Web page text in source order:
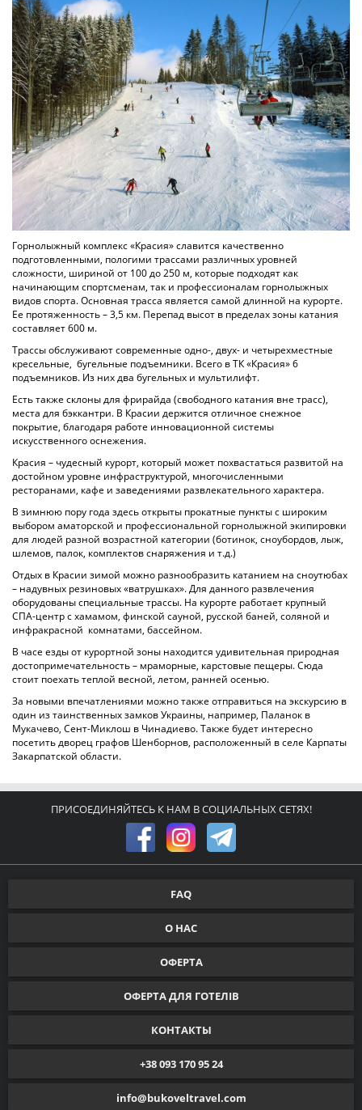
Горнолыжный комплекс «Красия» славится качественно
подготовленными, пологими трассами различных уровней
сложности, шириной от 100 до 250 м, которые подходят как
начинающим спортсменам, так и профессионалам горнолыжных
видов спорта. Основная трасса является самой длинной на курорте.
Ее протяженность – 3,5 км. Перепад высот в пределах зоны катания
составляет 600 м.
Трассы обслуживают современные одно-, двух- и четырехместные
кресельные, бугельные подъемники. Всего в ТК «Красия» 6
подъемников. Из них два бугельных и мультилифт.
Есть также склоны для фрирайда (свободного катания вне трасс),
места для бэккантри. В Красии держится отличное снежное
покрытие, благодаря работе инновационной системы
искусственного оснежения.
Красия – чудесный курорт, который может похвастаться развитой на
достойном уровне инфраструктурой, многочисленными
ресторанами, кафе и заведениями развлекательного характера.
В зимнюю пору года здесь открыты прокатные пункты с широким
выбором аматорской и профессиональной горнолыжной экипировки
для людей разной возрастной категории (ботинок, сноубордов, лыж,
шлемов, палок, комплектов снаряжения и т.д.)
Отдых в Красии зимой можно разнообразить катанием на сноутюбах
– надувных резиновых «ватрушках». Для данного развлечения
оборудованы специальные трассы. На курорте работает крупный
СПА-центр с хамамом, финской сауной, русской баней, соляной и
инфракрасной комнатами, бассейном.
В часе езды от курортной зоны находится удивительная природная
достопримечательность – мраморные, карстовые пещеры. Сюда
стоит поехать теплой весной, летом, ранней осенью.
За новыми впечатлениями можно также отправиться на экскурсию в
один из таинственных замков Украины, например, Паланок в
Мукачево, Сент-Миклош в Чинадиево. Также будет интересно
посетить дворец графов Шенборнов, расположенный в селе Карпаты
Закарпатской области.
ПРИСОЕДИНЯЙТЕСЬ К НАМ В СОЦИАЛЬНЫХ СЕТЯХ!
FAQ
О НАС
ОФЕРТА
ОФЕРТА ДЛЯ ГОТЕЛІВ
КОНТАКТЫ
+38 093 170 95 24
info@bukoveltravel.com